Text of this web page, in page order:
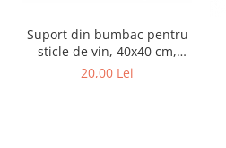
Suport din bumbac pentru
sticle de vin, 40x40 cm,
diferite culori
20,00 Lei